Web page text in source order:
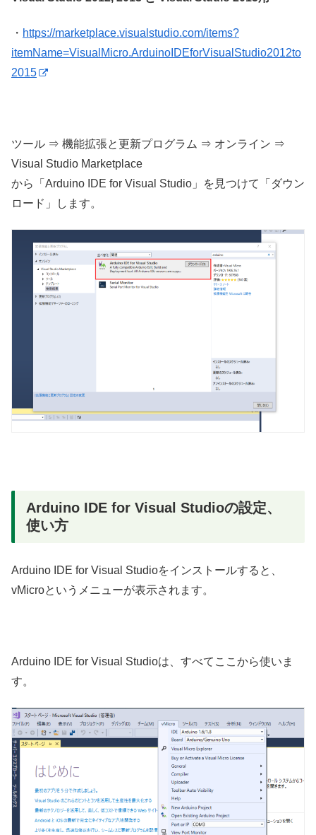
・ https://marketplace.visualstudio.com/items?
itemName=VisualMicro.ArduinoIDEforVisualStudio2012to
2015
ツール ⇒ 機能拡張と更新プログラム ⇒ オンライン ⇒
Visual Studio Marketplace
から「Arduino IDE for Visual Studio」を見つけて「ダウン
ロード」します。
Arduino IDE for Visual Studioの設定、
使い方
Arduino IDE for Visual Studioをインストールすると、
vMicroというメニューが表示されます。
Arduino IDE for Visual Studioは、すべてここから使いま
す。